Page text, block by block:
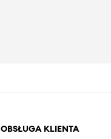
OBSŁUGA KLIENTA